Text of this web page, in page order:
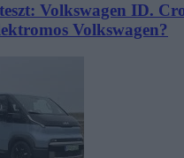
Volkswagen ID.
Volkswagen?